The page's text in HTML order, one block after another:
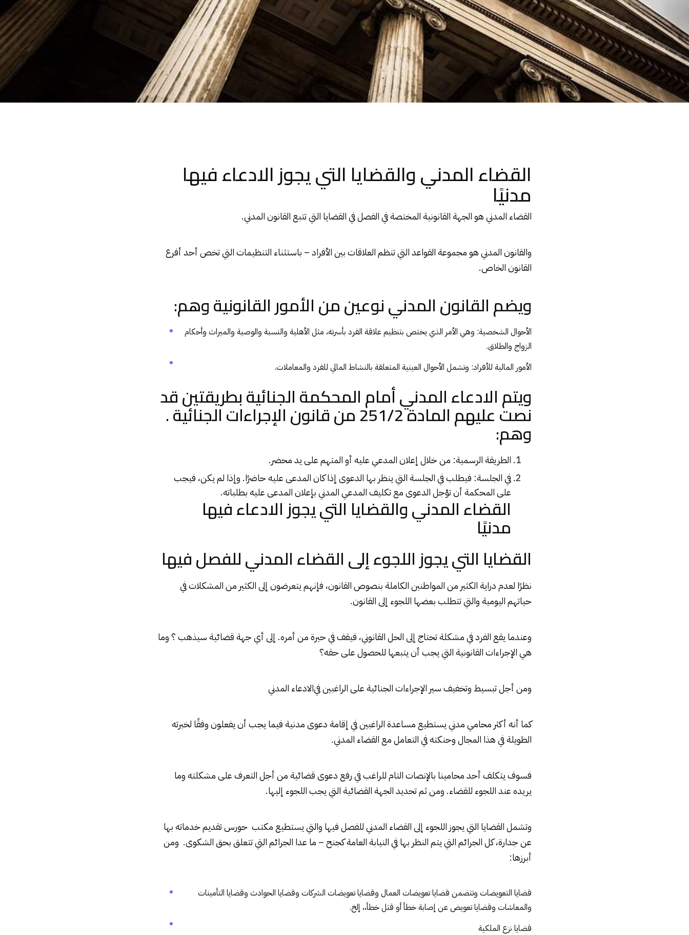
القضاء المدني والقضايا التي يجوز الادعاء فيها
مدنيًا
القضاء المدنيهو الجهة القانونية المختصة في الفصل في القضايا التي تتبع القانون المدني.
والقانون المدني هو مجموعة القواعد التي تنظم العلاقات بين الأفراد – باستثناء التنظيمات التي تخص أحد أفرع
القانون الخاص.
ويضم القانون المدني نوعين من الأمور القانونية وهم:
الأحوال الشخصية: وهي الأمر الذي يختص بتنظيم علاقة الفرد بأسرته، مثل الأهلية والنسبة والوصية والميراث وأحكام
الزواج والطلاق.
الأمور المالية للأفراد: وتشمل الأحوال العينية المتعلقة بالنشاط المالي للفرد والمعاملات.
ويتم الادعاء المدني أمام المحكمة الجنائية بطريقتين قد
نصت عليهم المادة 251/2 من قانون الإجراءات الجنائية .
وهم:
الطريقة الرسمية: من خلال إعلان المدعي عليه أو المتهم على يد محضر.
في الجلسة: فيطلب في الجلسة التي ينظر بها الدعوى إذا كان المدعى عليه حاضرًا. وإذا لم يكن، فيجب
على المحكمة أن تؤجل الدعوى مع تكليف المدعي المدني بإعلان المدعى عليه بطلباته.
القضاء المدني والقضايا التي يجوز الادعاء فيها
مدنيًا
القضايا التي يجوز اللجوء إلى القضاء المدني للفصل فيها
نظرًا لعدم دراية الكثير من المواطنين الكاملة بنصوصالقانون، فإنهم يتعرضون إلى الكثير من المشكلات في
حياتهم اليومية والتي تتطلب بعضها اللجوء إلى القانون.
وعندما يقع الفرد في مشكلة تحتاج إلى الحلالقانوني، فيقف في حيرة من أمره. إلى أي جهة قضائية سيذهب ؟ وما
هي الإجراءات القانونية التي يجب أن يتبعها للحصول على حقه؟
ومن أجل تبسيط وتخفيف سير الإجراءات الجنائية على الراغبين فيالادعاء المدني
كما أنه أكثر محامي مدنييستطيع مساعدة الراغبين في إقامة دعوى مدنية فيما يجب أن يفعلون وفقًا لخبرته
الطويلة في هذا المجال وحنكته في التعامل مع القضاء المدني.
فسوف يتكلف أحد محامينا بالإنصات التام للراغب في رفع دعوى قضائيةمن أجل التعرف على مشكلته وما
يريده عند اللجوء للقضاء. ومن ثم تحديد الجهة القضائية التي يجب اللجوء إليها.
وتشمل القضايا التي يجوز اللجوء إلىالقضاء المدنيللفصل فيها والتي يستطيع مكتب حورس تقديم خدماته بها
عن جدارة، كل الجرائم التي يتم النظر بها في النيابة العامة كجنح – ما عدا الجرائم التي تتعلق بحق الشكوى. ومن
أبرزها:
قضايا التعويضات وتتضمن قضايا تعويضات العمال وقضايا تعويضات الشركات وقضايا الحوادث وقضايا التأمينات
والمعاشات وقضايا تعويض عن إصابة خطأ أو قتل خطأ،، إلخ.
قضايا نزع الملكية